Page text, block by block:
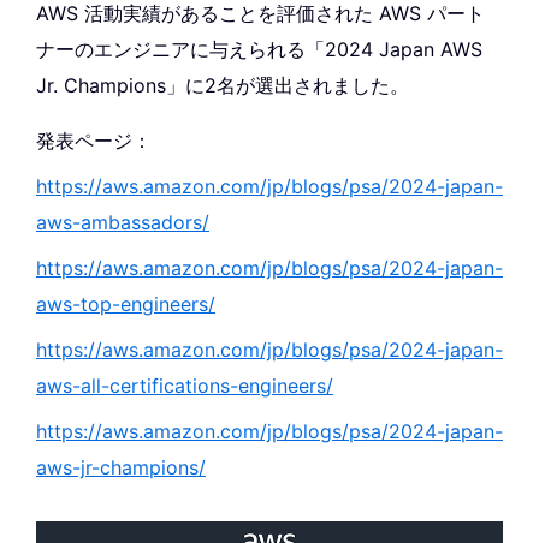
AWS 活動実績があることを評価された AWS パート
ナーのエンジニアに与えられる「2024 Japan AWS
Jr. Champions」に2名が選出されました。
発表ページ：
https://aws.amazon.com/jp/blogs/psa/2024-japan-
aws-ambassadors/
https://aws.amazon.com/jp/blogs/psa/2024-japan-
aws-top-engineers/
https://aws.amazon.com/jp/blogs/psa/2024-japan-
aws-all-certifications-engineers/
https://aws.amazon.com/jp/blogs/psa/2024-japan-
aws-jr-champions/